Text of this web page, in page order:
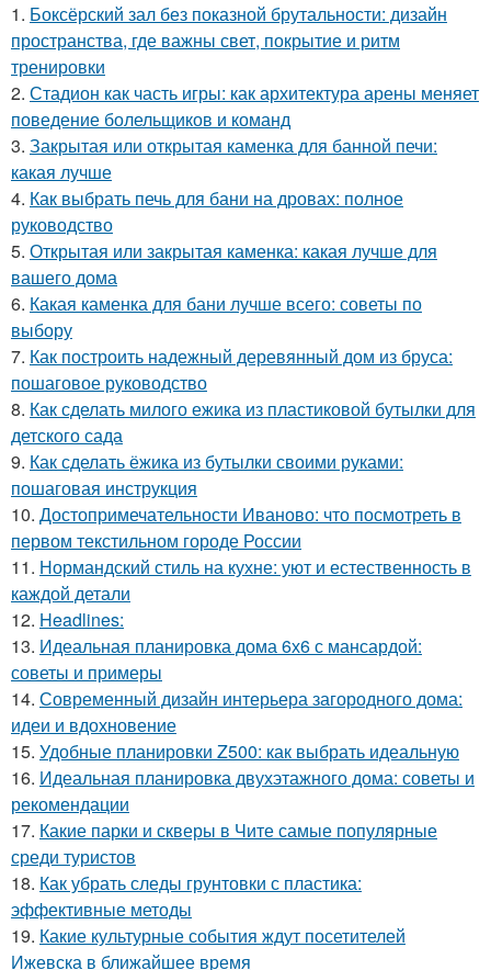
1. Боксёрский зал без показной брутальности: дизайн
пространства, где важны свет, покрытие и ритм
тренировки
2. Стадион как часть игры: как архитектура арены меняет
поведение болельщиков и команд
3. Закрытая или открытая каменка для банной печи:
какая лучше
4. Как выбрать печь для бани на дровах: полное
руководство
5. Открытая или закрытая каменка: какая лучше для
вашего дома
6. Какая каменка для бани лучше всего: советы по
выбору
7. Как построить надежный деревянный дом из бруса:
пошаговое руководство
8. Как сделать милого ежика из пластиковой бутылки для
детского сада
9. Как сделать ёжика из бутылки своими руками:
пошаговая инструкция
10. Достопримечательности Иваново: что посмотреть в
первом текстильном городе России
11. Нормандский стиль на кухне: уют и естественность в
каждой детали
12. Headlines:
13. Идеальная планировка дома 6х6 с мансардой:
советы и примеры
14. Современный дизайн интерьера загородного дома:
идеи и вдохновение
15. Удобные планировки Z500: как выбрать идеальную
16. Идеальная планировка двухэтажного дома: советы и
рекомендации
17. Какие парки и скверы в Чите самые популярные
среди туристов
18. Как убрать следы грунтовки с пластика:
эффективные методы
19. Какие культурные события ждут посетителей
Ижевска в ближайшее время